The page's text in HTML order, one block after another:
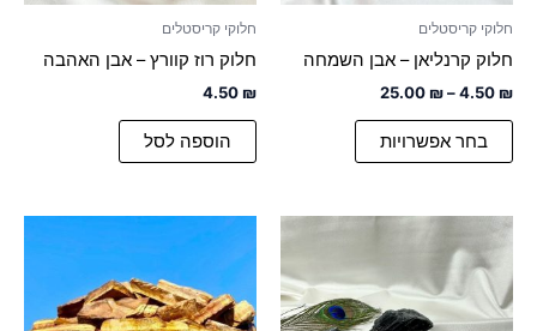
חלוקי קריסטלים
חלוק קרנליאן – אבן השמחה
4.50 ₪
–
25.00 ₪
בחר אפשרויות
המוצר
חלוקי קריסטלים
חלוק רוז קוורץ – אבן האהבה
4.50 ₪
הוספה לסל
עד
יש
מספר
עדיש
מספר